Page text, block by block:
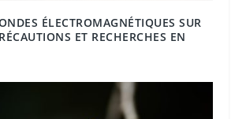
ÉLECTROMAGNÉTIQUES SUR
ET RECHERCHES EN